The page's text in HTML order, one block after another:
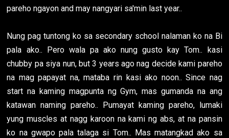
pareho ngayon and may nangyari sa'min last year..
Nung pag tuntong ko sa secondary school nalaman ko na Bi
pala ako.. Pero wala pa ako nung gusto kay Tom.. kasi
chubby pa siya nun, but 3 years ago nag decide kami pareho
na mag papayat na, mataba rin kasi ako noon.. Since nag
start na kaming magpunta ng Gym, mas gumanda na ang
katawan naming pareho.. Pumayat kaming pareho, lumaki
yung muscles at nagg karoon na kami ng abs, at na pansin
ko na gwapo pala talaga si Tom.. Mas matangkad ako sa